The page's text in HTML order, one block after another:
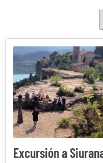
Categorías
Categorías del producto
22
Costa Daurada Delta
Excursión a